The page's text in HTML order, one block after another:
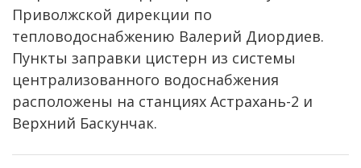
Приволжской дирекции по
тепловодоснабжению Валерий Диордиев.
Пункты заправки цистерн из системы
централизованного водоснабжения
расположены на станциях Астрахань-2 и
Верхний Баскунчак.